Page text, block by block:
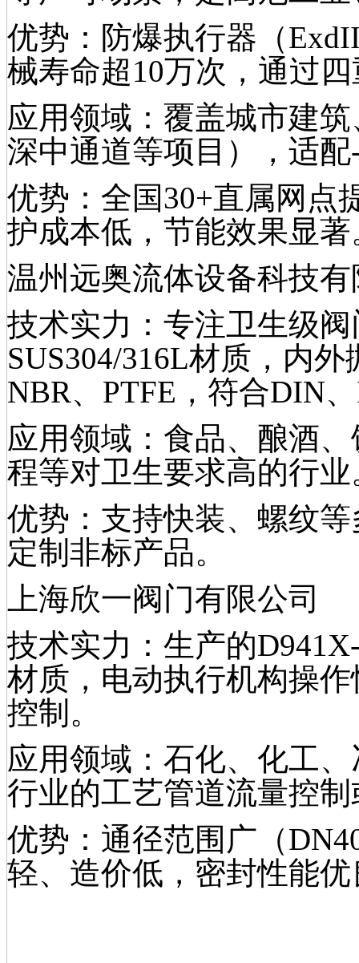
优势：防爆执行器（
械寿命超10万次，通过
应用领域：覆盖城市建
深中通道等项目），适
优势：全国30+直属网点
护成本低，节能效果显著
温州远奥流体设备科技
技术实力：专注卫生级
SUS304/316L材质，内
NBR、PTFE，符合DIN
应用领域：食品、酿酒
程等对卫生要求高的行业
优势：支持快装、螺纹
定制非标产品。
上海欣一阀门有限公司
技术实力：生产的
材质，电动执行机构操
控制。
应用领域：石化、化工
行业的工艺管道流量控
优势：通径范围广（
轻、造价低，密封性能